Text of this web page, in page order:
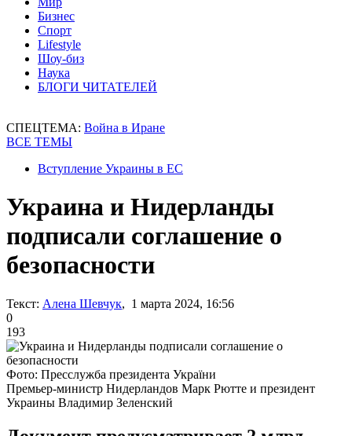
Бизнес
Спорт
Lifestyle
Шоу-биз
Наука
БЛОГИ ЧИТАТЕЛЕЙ
СПЕЦТЕМА: Война в Иране
ВСЕ ТЕМЫ
Вступление Украины в ЕС
Украина и Нидерланды
подписали соглашение о
безопасности
Текст: Алена Шевчук, 1 марта 2024, 16:56
0
193
Фото: Пресслужба президента України
Премьер-министр Нидерландов Марк Рютте и президент
Украины Владимир Зеленский